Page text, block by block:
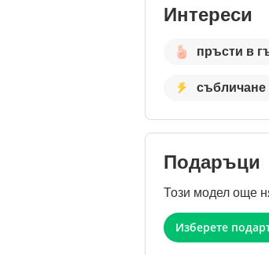
Интереси
пръсти в
събличане
Подаръци
Този модел още
Изберете